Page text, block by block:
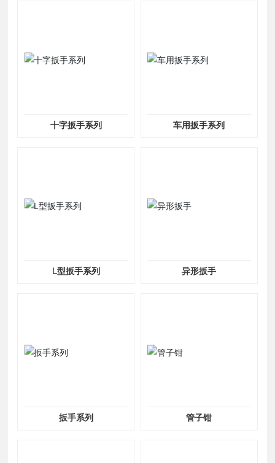
十字扳手系列 车用扳手系列
L型扳手系列 异形扳手
扳手系列 管子钳